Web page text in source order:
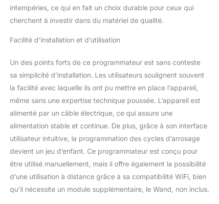
dans le monde depuis un
ordinateur, une tablette
ou un téléphone portable
sans limites. Avec
depuis n'importe où
dans le monde illimité
des programmeurs
Hunter Hydrawise.
principales : Auto-
protection. Avec la
fonction QuickCheckTM,
vous surveillez
d'éventuels défauts de
câblage et en cas de
détection, seul l'arrosage
de la station concernée
intempéries, ce qui en fait un choix durable pour ceux qui
cherchent à investir dans du matériel de qualité.
Facilité d’installation et d’utilisation
Un des points forts de ce programmateur est sans conteste
sa simplicité d’installation. Les utilisateurs soulignent souvent
la facilité avec laquelle ils ont pu mettre en place l’appareil,
même sans une expertise technique poussée. L’appareil est
alimenté par un câble électrique, ce qui assure une
alimentation stable et continue. De plus, grâce à son interface
utilisateur intuitive, la programmation des cycles d’arrosage
devient un jeu d’enfant. Ce programmateur est conçu pour
être utilisé manuellement, mais il offre également la possibilité
d’une utilisation à distance grâce à sa compatibilité WiFi, bien
qu’il nécessite un module supplémentaire, le Wand, non inclus.